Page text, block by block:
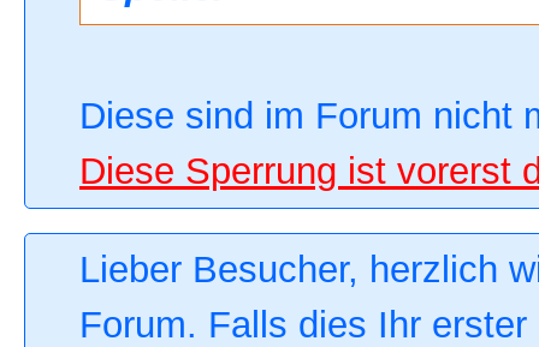
Diese sind im Forum nicht
Diese Sperrung ist vorerst
Lieber Besucher, herzlich
Forum. Falls dies Ihr